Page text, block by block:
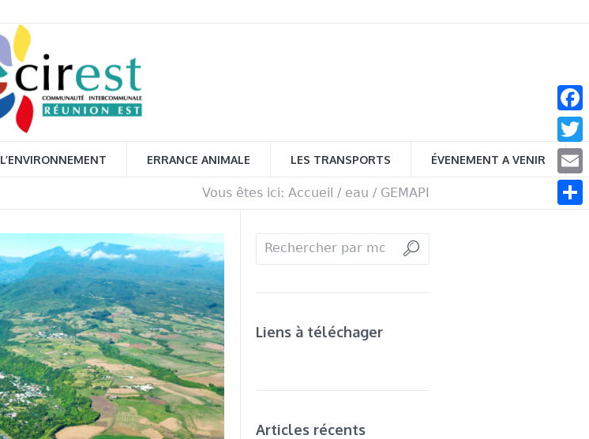
L’ENVIRONNEMENT ERRANCE ANIMALE LES TRANSPORTS ÉVENEMENT A VENIR
Vous êtes ici: Accueil / eau / GEMAPI
Liens à téléchager
Articles récents
Email